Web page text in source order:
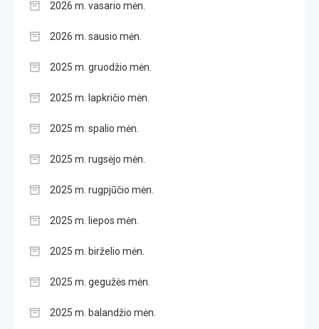
2026 m. vasario mėn.
2026 m. sausio mėn.
2025 m. gruodžio mėn.
2025 m. lapkričio mėn.
2025 m. spalio mėn.
2025 m. rugsėjo mėn.
2025 m. rugpjūčio mėn.
2025 m. liepos mėn.
2025 m. birželio mėn.
2025 m. gegužės mėn.
2025 m. balandžio mėn.